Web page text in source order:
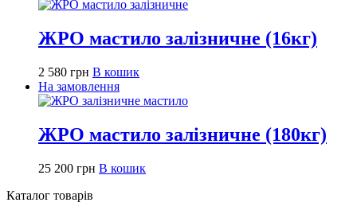
ЖРО мастило залізничне (16кг)
2 580 грн В кошик
На замовлення
ЖРО мастило залізничне (180кг)
25 200 грн В кошик
Каталог товарів